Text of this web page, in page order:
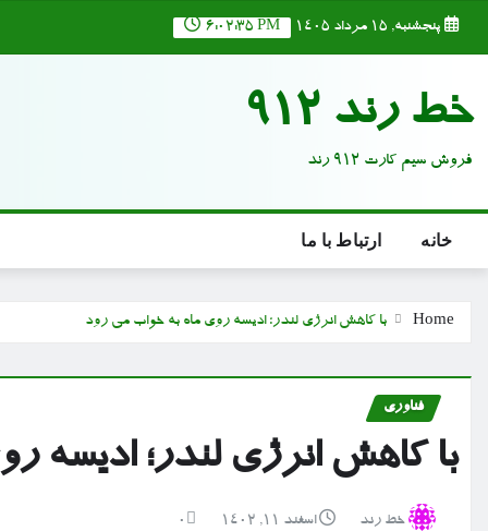
پنجشنبه, ۱۵ مرداد ۱۴۰۵ 6:02:36 PM
خط رند 912
فروش سیم کارت 912 رند
خانه ارتباط با ما
Home با کاهش انرژی لندر؛ ادیسه روی ماه به خواب می رود
فناوری
با کاهش انرژی لندر؛ ادیسه
خط رند اسفند ۱۱, ۱۴۰۲ 0